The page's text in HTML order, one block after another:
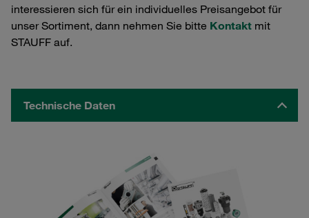
interessieren sich für ein individuelles Preisangebot für
unser Sortiment, dann nehmen Sie bitte Kontakt mit
STAUFF auf.
Technische Daten